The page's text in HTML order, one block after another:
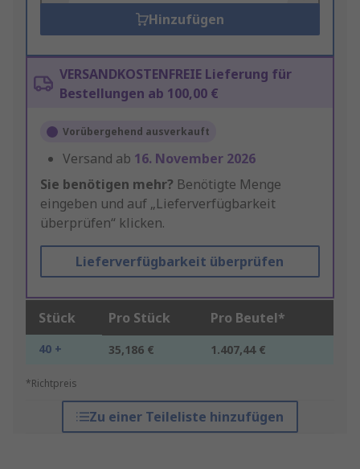
Hinzufügen
VERSANDKOSTENFREIE Lieferung für
Bestellungen ab 100,00 €
Vorübergehend ausverkauft
Versand ab 16. November 2026
Sie benötigen mehr? Benötigte Menge
eingeben und auf „Lieferverfügbarkeit
überprüfen“ klicken.
Lieferverfügbarkeit überprüfen
Stück Pro Stück Pro Beutel*
40 + 35,186 € 1.407,44 €
*Richtpreis
Zu einer Teileliste hinzufügen